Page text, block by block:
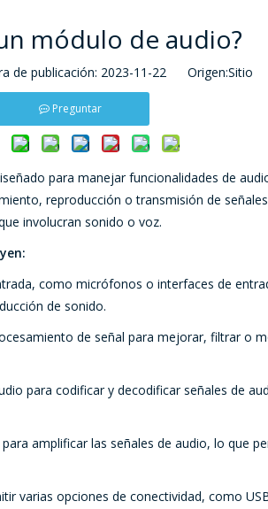
módulo de audio?
de publicación: 2023-11-22 Origen:Sitio
Preguntar
para manejar funcionalidades de
reproducción o transmisión de
involucran sonido o voz.
como micrófonos o interfaces de
de sonido.
de señal para mejorar, filtrar o
para codificar y decodificar señales de
amplificar las señales de audio, lo que
varias opciones de conectividad, como